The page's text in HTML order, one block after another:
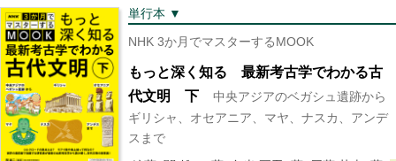
単行本 ▼
NHK 3か月でマスターするMOOK
もっと深く知る 最新考古学でわかる古
代文明 下
中央アジアのベガシュ遺跡から
ギリシャ、オセアニア、マヤ、ナスカ、アンデ
スまで